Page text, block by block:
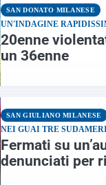
SAN DONATO MILANESE
UN'INDAGINE
20enne
un 36enne
SAN GIULIANO MILANESE
NEI GUAI TRE
Fermati su
denunciati per